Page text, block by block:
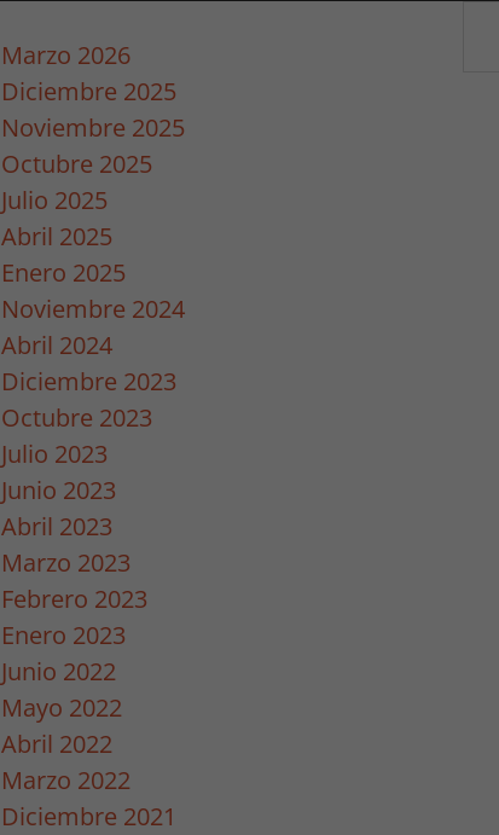
Marzo 2026
Diciembre 2025
Noviembre 2025
Octubre 2025
Julio 2025
Abril 2025
Enero 2025
Noviembre 2024
Abril 2024
Diciembre 2023
Octubre 2023
Julio 2023
Junio 2023
Abril 2023
Marzo 2023
Febrero 2023
Enero 2023
Junio 2022
Mayo 2022
Abril 2022
Marzo 2022
Diciembre 2021